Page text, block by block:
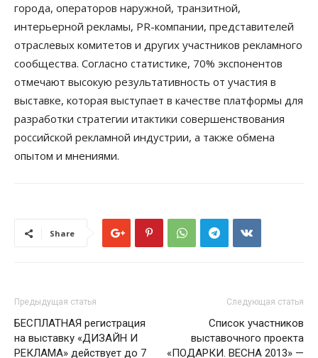
города, операторов наружной, транзитной,
интерьерной рекламы, PR-компании, представителей
отраслевых комитетов и других участников рекламного
сообщества. Согласно статистике, 70% экспонентов
отмечают высокую результативность от участия в
выставке, которая выступает в качестве платформы для
разработки стратегии итактики совершенствования
российской рекламной индустрии, а также обмена
опытом и мнениями.
Share
Предыдущая статья
БЕСПЛАТНАЯ регистрация
на выставку «ДИЗАЙН И
РЕКЛАМА» действует до 7
Следующая статья
Cписок участников
выставочного проекта
«ПОДАРКИ. ВЕСНА 2013» —